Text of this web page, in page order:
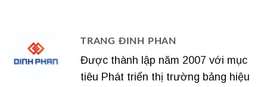
TRANG ĐINH PHAN
Được thành lập năm 2007 với mục
tiêu Phát triển thị trường bảng hiệu